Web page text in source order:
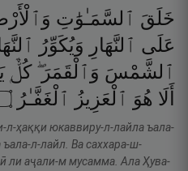
خَلَقَ ٱلسَّمَـٰوَٰتِ
عَلَى ٱلنَّهَارِ وَيُكَوِّرُ
ٱلشَّمْسَ وَٱلْقَمَرَ ۖ كُلٌّۭ
أَلَا هُوَ ٱلْعَزِيزُ ٱلْغَفَّـٰرُ
л-ҳаққи юкаввиру-л-лайла ъала-
л-лайл. Ва саххара-ш-
ли аҷали-м мусамма. Ала Ҳува-